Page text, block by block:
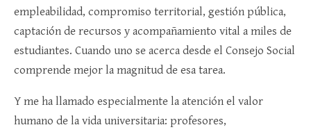
empleabilidad, compromiso territorial, gestión pública,
captación de recursos y acompañamiento vital a miles de
estudiantes. Cuando uno se acerca desde el Consejo Social
comprende mejor la magnitud de esa tarea.
Y me ha llamado especialmente la atención el valor
humano de la vida universitaria: profesores,